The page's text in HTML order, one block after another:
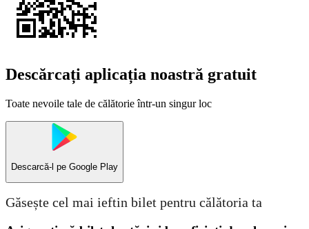
Descărcați aplicația noastră gratuit
Toate nevoile tale de călătorie într-un singur loc
Descarcă-l pe Google Play
Găsește cel mai ieftin bilet pentru călătoria ta